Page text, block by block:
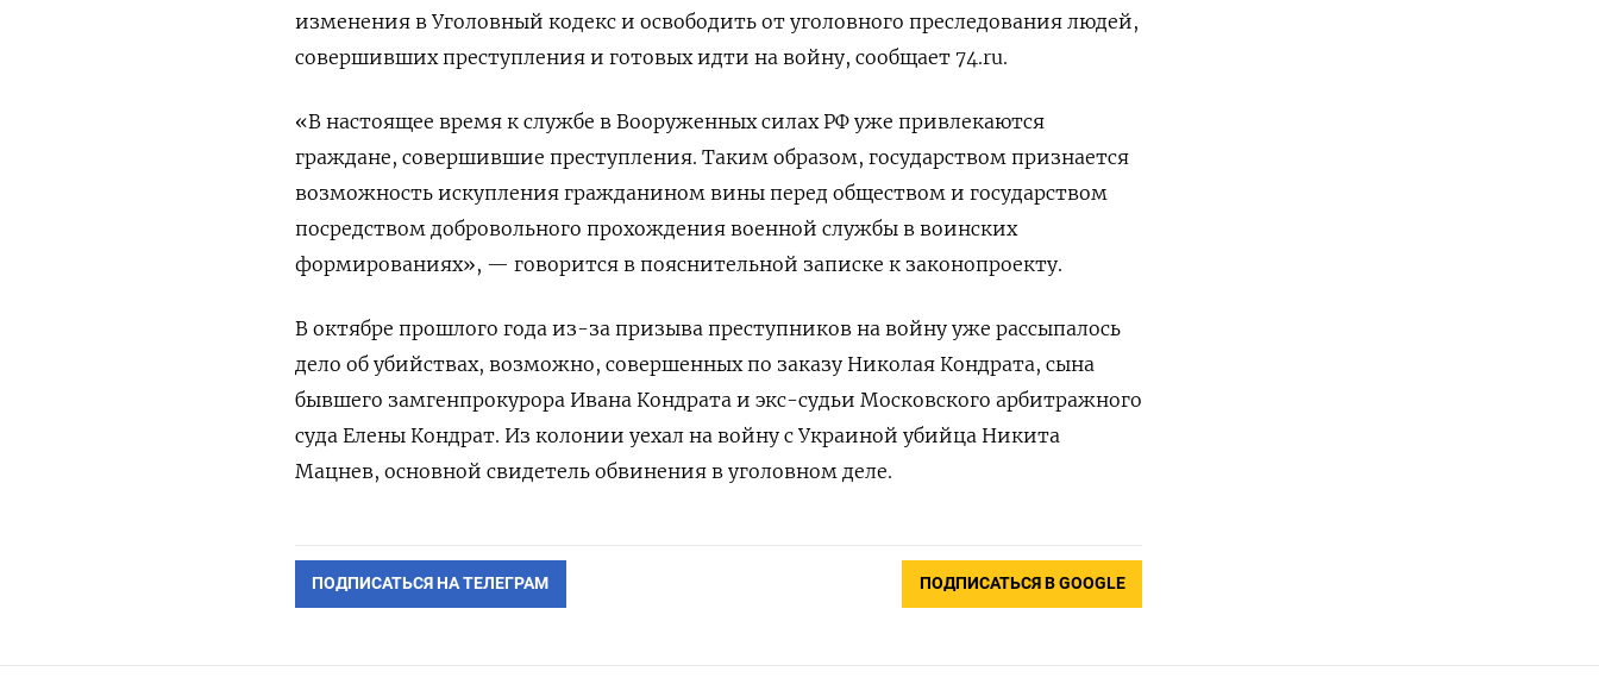
изменения в Уголовный кодекс и освободить от уголовного преследования людей,
совершивших преступления и готовых идти на войну, сообщает 74.ru.
«В настоящее время к службе в Вооруженных силах РФ уже привлекаются
граждане, совершившие преступления. Таким образом, государством признается
возможность искупления гражданином вины перед обществом и государством
посредством добровольного прохождения военной службы в воинских
формированиях», — говорится в пояснительной записке к законопроекту.
В октябре прошлого года из-за призыва преступников на войну уже рассыпалось
дело об убийствах, возможно, совершенных по заказу Николая Кондрата, сына
бывшего замгенпрокурора Ивана Кондрата и экс-судьи Московского арбитражного
суда Елены Кондрат. Из колонии уехал на войну с Украиной убийца Никита
Мацнев, основной свидетель обвинения в уголовном деле.
ПОДПИСАТЬСЯ НА ТЕЛЕГРАМ ПОДПИСАТЬСЯ В GOOGLE